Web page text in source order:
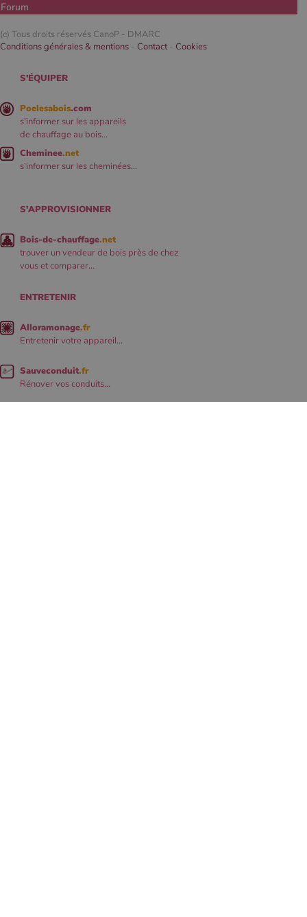
Forum
(c) Tous droits réservés CanoP - DMARC
Conditions générales & mentions - Contact- Cookies
S'ÉQUIPER
Poelesabois.com
s'informer sur les appareils
de chauffage au bois...
Cheminee.net
s'informer sur les cheminées...
S'APPROVISIONNER
Bois-de-chauffage.net
trouver un vendeur de bois près de chez
vous et comparer...
ENTRETENIR
Alloramonage.fr
Entretenir votre appareil...
Sauveconduit.fr
Rénover vos conduits...